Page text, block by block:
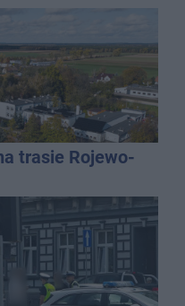
trasie Rojewo-